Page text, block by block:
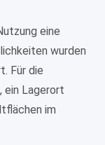
eine
wurden
Für die
ein Lagerort
im